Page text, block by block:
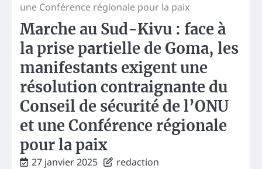
une Conférence régionale pour la paix
Marche au Sud-Kivu : face à
la prise partielle de Goma, les
manifestants exigent une
résolution contraignante du
Conseil de sécurité de l’ONU
et une Conférence régionale
pour la paix
27 janvier 2025 redaction